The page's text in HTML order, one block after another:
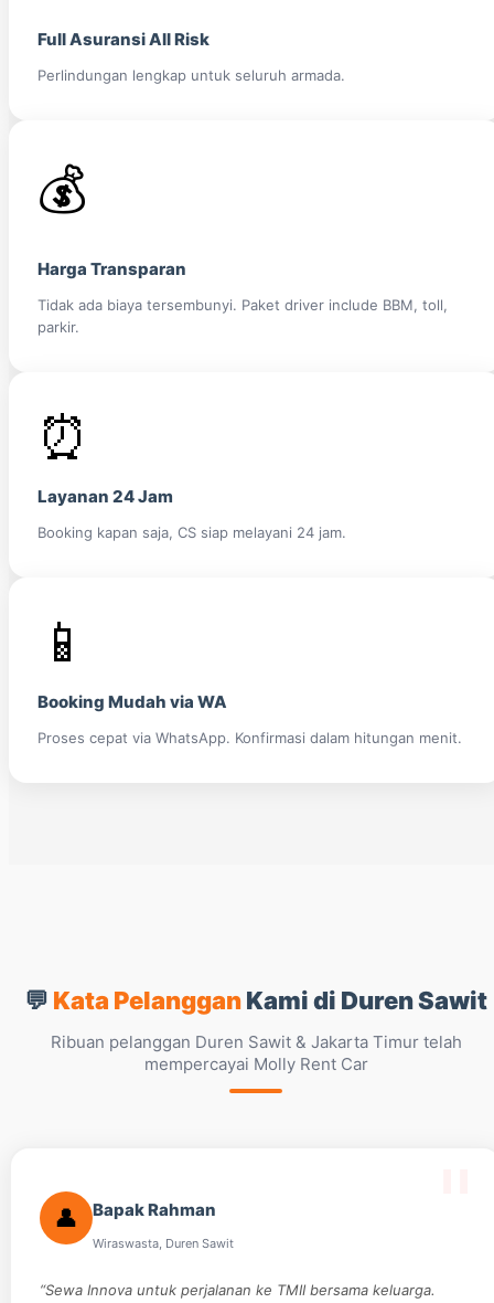
Full Asuransi All Risk
Perlindungan lengkap untuk seluruh armada.
💰
Harga Transparan
Tidak ada biaya tersembunyi. Paket driver include BBM, toll,
parkir.
⏰
Layanan 24 Jam
Booking kapan saja, CS siap melayani 24 jam.
📱
Booking Mudah via WA
Proses cepat via WhatsApp. Konfirmasi dalam hitungan menit.
💬 Kata PelangganKami di Duren Sawit
Ribuan pelanggan Duren Sawit & Jakarta Timur telah
mempercayai Molly Rent Car
👤 Bapak Rahman
Wiraswasta, Duren Sawit
“Sewa Innova untuk perjalanan ke TMII bersama keluarga.